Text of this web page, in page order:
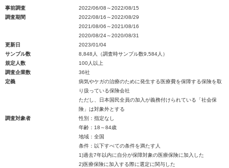
事前調査
2022/06/08～2022/08/15
調査期間
2022/08/16～2022/08/29
2021/08/06～2021/08/16
2020/08/24～2020/08/31
更新日
2023/01/04
サンプル数
8,848人（調査時サンプル数9,584人）
規定人数
100人以上
調査企業数
36社
定義
病気やケガの治療のために発生する医療費を保障する保険を取
り扱っている保険会社
ただし、日本国民全員の加入が義務付けられている「社会保
険」は対象外とする
調査対象者
性別：指定なし
年齢：18～84歳
地域：全国
条件：以下すべての条件を満たす人
1)過去7年以内に自分が保障対象の医療保険に加入した
2)医療保険に加入する際に選定に関与した